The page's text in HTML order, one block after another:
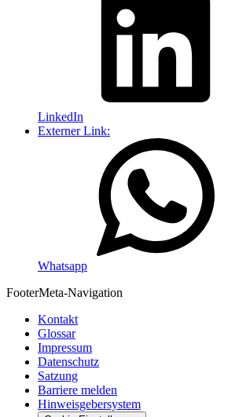
LinkedIn
Externer Link:
Whatsapp
FooterMeta-Navigation
Kontakt
Glossar
Impressum
Datenschutz
Satzung
Barriere melden
Hinweisgebersystem